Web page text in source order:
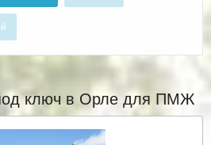
ключ в Орле для ПМЖ